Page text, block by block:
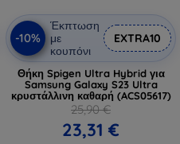
-10%
Έκπτωση
με
κουπόνι
EXTRA10
Θήκη Spigen Ultra Hybrid για
Samsung Galaxy S23 Ultra
κρυστάλλινη καθαρή (ACS05617)
25,90 €
23,31 €